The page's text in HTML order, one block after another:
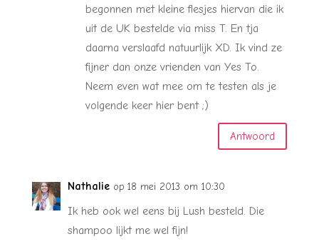
begonnen met kleine flesjes hiervan die ik
uit de UK bestelde via miss T. En tja
daarna verslaafd natuurlijk XD. Ik vind ze
fijner dan onze vrienden van Yes To.
Neem even wat mee om te testen als je
volgende keer hier bent ;)
Antwoord
Nathalie op 18 mei 2013 om 10:30
Ik heb ook wel eens bij Lush besteld. Die
shampoo lijkt me wel fijn!